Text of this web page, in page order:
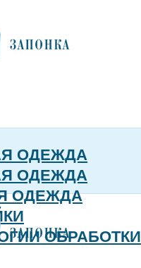
ОДЕЖДА
ОДЕЖДА
ОДЕЖДА
ОБРАБОТКИ